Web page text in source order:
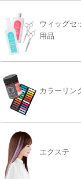
ウィッグセ
用品
カラーリン
エクステ